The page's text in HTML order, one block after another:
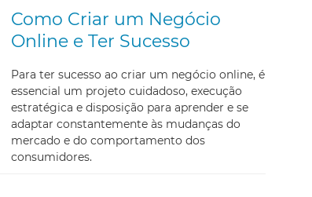
Como Criar um Negócio
Online e Ter Sucesso
Para ter sucesso ao criar um negócio online, é
essencial um projeto cuidadoso, execução
estratégica e disposição para aprender e se
adaptar constantemente às mudanças do
mercado e do comportamento dos
consumidores.